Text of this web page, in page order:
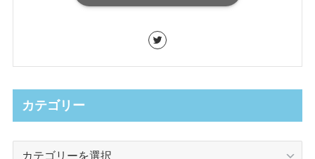
カテゴリー